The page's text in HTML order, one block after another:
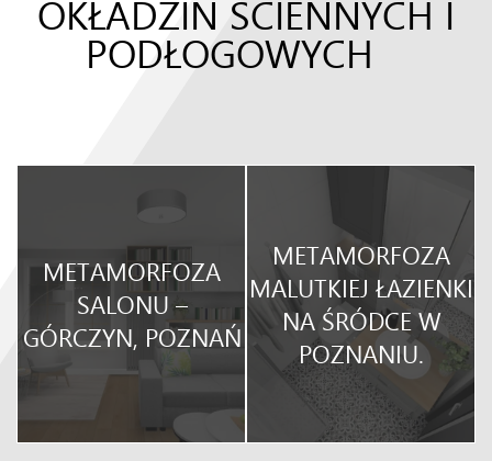
OKŁADZIN ŚCIENNYCH I
PODŁOGOWYCH
METAMORFOZA
SALONU –
GÓRCZYN, POZNAŃ
METAMORFOZA
MALUTKIEJ ŁAZIENKI
NA ŚRÓDCE W
POZNANIU.